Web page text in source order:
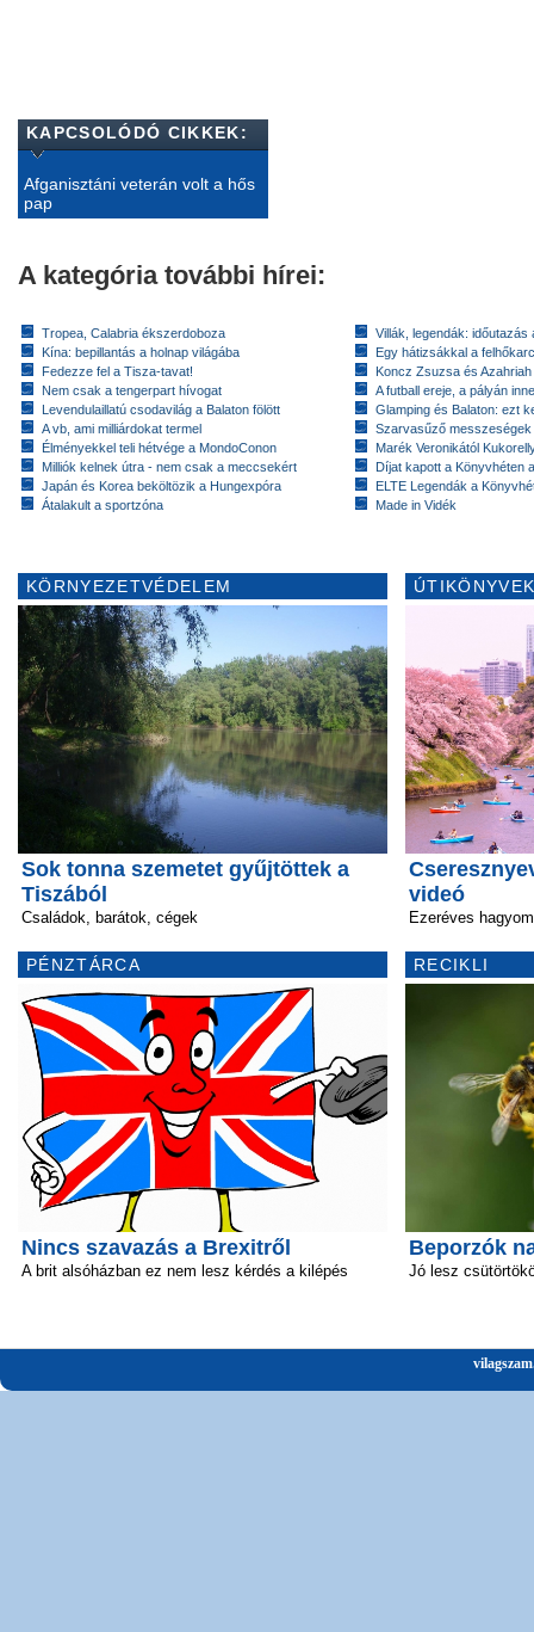
KAPCSOLÓDÓ CIKKEK:
Afganisztáni veterán volt a hős
pap
A kategória további hírei:
Tropea, Calabria ékszerdoboza
Kína: bepillantás a holnap világába
Fedezze fel a Tisza-tavat!
Nem csak a tengerpart hívogat
Levendulaillatú csodavilág a Balaton fölött
A vb, ami milliárdokat termel
Élményekkel teli hétvége a MondoConon
Milliók kelnek útra - nem csak a meccsekért
Japán és Korea beköltözik a Hungexpóra
Átalakult a sportzóna
Villák, legendák: időutazás
Egy hátizsákkal a
Koncz Zsuzsa és
A futball ereje, a pályán
Glamping és Balaton: ezt
Szarvasűző messzeségek
Marék Veronikától
Díjat kapott a Könyvhéten
ELTE Legendák a
Made in Vidék
KÖRNYEZETVÉDELEM
Sok tonna szemetet gyűjtöttek a
Tiszából
Családok, barátok, cégek
PÉNZTÁRCA
Nincs szavazás a Brexitről
A brit alsóházban ez nem lesz kérdés a kilépés
videó
Ezeréves
RECIKLI
Beporzók
Jó lesz